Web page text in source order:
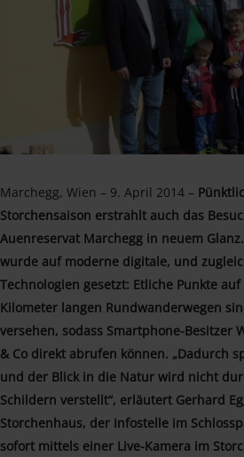
Marchegg, Wien – 9. April 2014 –
Storchensaison erstrahlt auch das
Auenreservat Marchegg in neuem
wurde auf moderne digitale, und
Technologien gesetzt: Etliche Punkte
Kilometer langen Rundwanderwegen
versehen, sodass Smartphone-Besitzer
& Co direkt abrufen können. „Dadurch
und der Blick in die Natur wird nicht
Schildern verstellt“, erläutert Gerhard
Storchenhaus, der Infostelle im
sofort mittels einer Live-Kamera im